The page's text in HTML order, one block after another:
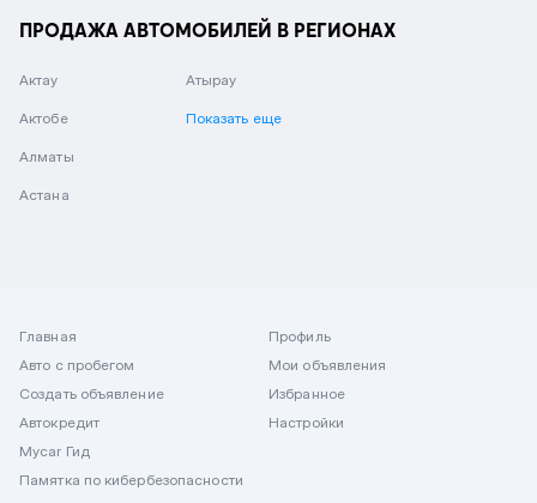
ПРОДАЖА АВТОМОБИЛЕЙ В РЕГИОНАХ
Актау
Актобе
Алматы
Астана
Атырау
Показать еще
Главная
Авто с пробегом
Создать объявление
Автокредит
Mycar Гид
Памятка по кибербезопасности
Профиль
Мои объявления
Избранное
Настройки